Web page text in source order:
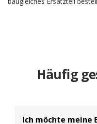
Häufig
Ich möchte meine